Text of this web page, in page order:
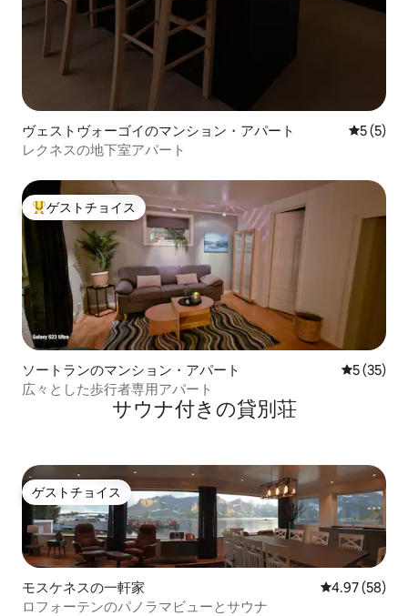
ヴェストヴォーゴイのマンション・アパート レビュー
5 (5)
レクネスの地下室アパート
大好評のゲストチョイスです。
ゲストチョイス
ソートランのマンション・アパート レビュー
5 (35)
広々とした歩行者専用アパート
サウナ付きの貸別荘
ゲストチョイス
ゲストチョイス
モスケネスの一軒家 レビュー58
4.97 (58)
ロフォーテンのパノラマビューとサウナ